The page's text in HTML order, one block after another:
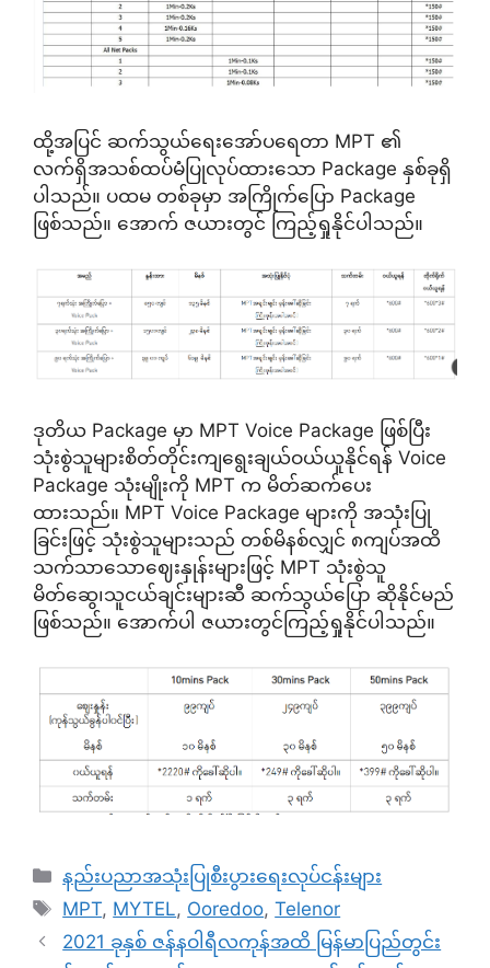
ထို့အပြင် ဆက်သွယ်ရေးအော်ပရေတာ MPT ၏
လက်ရှိအသစ်ထပ်မံပြုလုပ်ထားသော Package နှစ်ခုရှိ
ပါသည်။ ပထမ တစ်ခုမှာ အကြိုက်ပြော Package
ဖြစ်သည်။ အောက် ဇယားတွင် ကြည့်ရှုနိုင်ပါသည်။
ဒုတိယ Package မှာ MPT Voice Package ဖြစ်ပြီး
သုံးစွဲသူများစိတ်တိုင်းကျရွေးချယ်ဝယ်ယူနိုင်ရန် Voice
Package သုံးမျိုးကို MPT က မိတ်ဆက်ပေး
ထားသည်။ MPT Voice Package များကို အသုံးပြု
ခြင်းဖြင့် သုံးစွဲသူများသည် တစ်မိနစ်လျှင် ၈ကျပ်အထိ
သက်သာသောဈေးနှုန်းများဖြင့် MPT သုံးစွဲသူ
မိတ်ဆွေ၊သူငယ်ချင်းများဆီ ဆက်သွယ်ပြော ဆိုနိုင်မည်
ဖြစ်သည်။ အောက်ပါ ဇယားတွင်ကြည့်ရှုနိုင်ပါသည်။
Categories
နည်းပညာအသုံးပြုစီးပွားရေးလုပ်ငန်းများ
Tags
MPT, MYTEL, Ooredoo,Telenor
2021 ခုနှစ် ဇန်နဝါရီလကုန်အထိ မြန်မာပြည်တွင်း